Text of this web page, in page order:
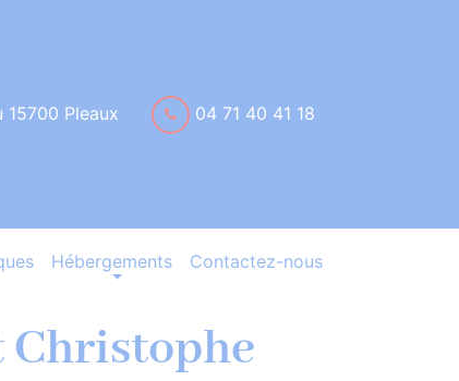
15700 Pleaux 04 71 40 41 18
Hébergements Contactez-nous
Christophe